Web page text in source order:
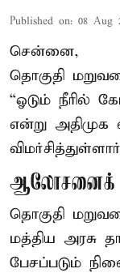
Published on: 08 Aug
சென்னை,
தொகுதி
“ஓடும் நீரில்
என்று அதிமுக
ஆலோசனைக்
தொகுதி
மத்திய அரசு
பேசப்படும்